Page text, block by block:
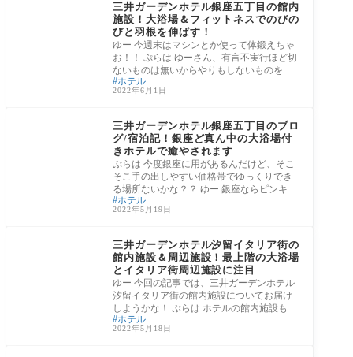
三井ガーデンホテル銀座五丁目の館内
施設！大浴場＆フィットネスでのびの
びと羽根を伸ばす！
ゆー 今週末はマシンとか使って体鍛えちゃ
お！！ ぷらは ゆーさん、有言不実行ほど切
ないものは無いからやりもしないものを宣
言す
ホテル
2022年6月1日
三井ガーデンホテル銀座五丁目のブロ
グ/宿泊記！銀座ど真ん中の大浴場付
きホテルで癒やされます
ぷらは 今度銀座に用があるんだけど、そこ
そこ手の出しやすい価格帯でゆっくりでき
る場所ないかな？？ ゆー 銀座ならピンキリ
でい
ホテル
2022年5月19日
三井ガーデンホテル汐留イタリア街の
館内施設＆周辺施設！最上階の大浴場
とイタリア街周辺施設に注目
ゆー 今回の記事では、三井ガーデンホテル
汐留イタリア街の館内施設についてお届け
しようかな！ ぷらは ホテルの館内施設も気
にな
ホテル
2022年5月18日